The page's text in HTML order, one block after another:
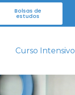
Bolsas de
estudos
Curso Intensivo